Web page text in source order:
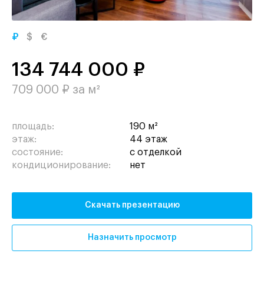
₽ $ €
134 744 000 ₽
709 000 ₽ за м²
площадь:
190 м²
этаж:
44 этаж
состояние:
с отделкой
кондиционирование:
нет
Скачать презентацию
Назначить просмотр